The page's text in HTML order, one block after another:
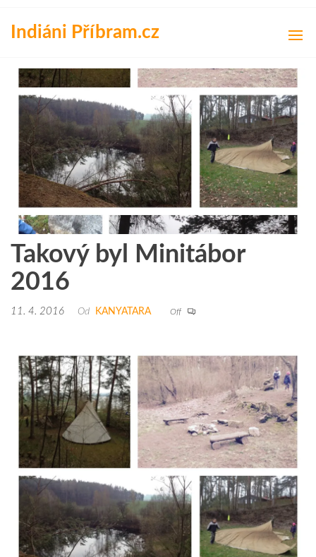
obsahIndiáni Příbram.cz
Takový byl Minitábor
2016
11. 4. 2016 Od KANYATARA Off